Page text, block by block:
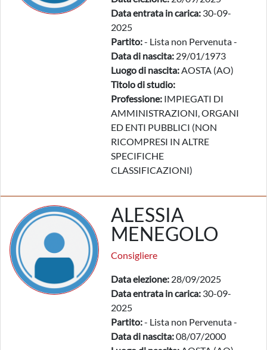
Data entrata in carica: 30-09-
2025
Partito:- Lista non Pervenuta -
Data di nascita: 29/01/1973
Luogo di nascita:AOSTA (AO)
Titolo di studio:
Professione: IMPIEGATI DI
AMMINISTRAZIONI, ORGANI
ED ENTI PUBBLICI (NON
RICOMPRESI IN ALTRE
SPECIFICHE
CLASSIFICAZIONI)
ALESSIA
MENEGOLO
Consigliere
Data elezione: 28/09/2025
Data entrata in carica: 30-09-
2025
Partito:- Lista non Pervenuta -
Data di nascita:08/07/2000